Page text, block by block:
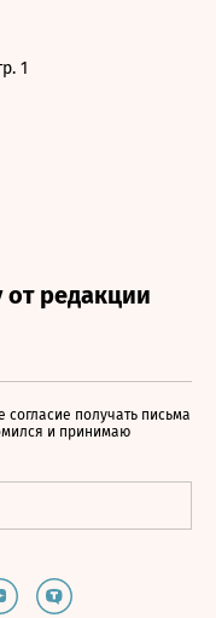
1
получать письма
и принимаю